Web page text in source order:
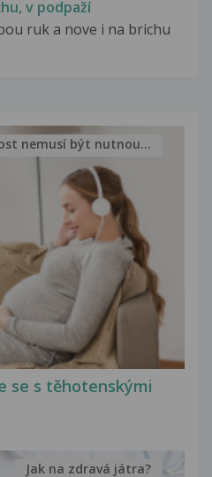
v podpaží
ruk a nove i na brichu
se s těhotenskými
nemusí být nutnou...
Jak na zdravá játra?